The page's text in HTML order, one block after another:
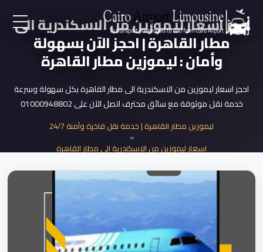
EN
AR
خدمات المطار
نحن
حجز اسعار ليموزين من الاسكندرية الى
مطار القاهرة | احجز الآن بسهولة
وأمان : ليموزين مطار القاهرة
احجز اسعار ليموزين من الاسكندرية الى مطار القاهرة بكل سهولة وسرعة
خدمة نقل موثوقة مع سائق محترف اتصل الآن على 01000948802
ليموزين مطار القاهرة | خدمة نقل فاخرة وآمنة 24/7
اسعار ليموزين من الاسكندرية الى مطار القاهرة
حجز اسعار ليموزين من الاسكندرية الى مطار...